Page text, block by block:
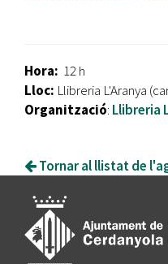
Hora: 12 h
Lloc: Llibreria L'Aranya
Organització: Llibreria
Tornar al llistat de